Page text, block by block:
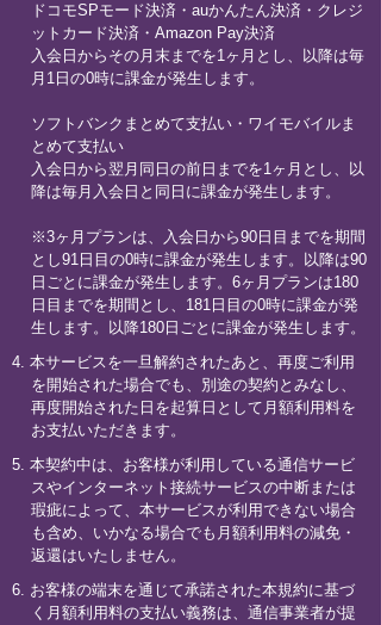
ドコモSPモード決済・auかんたん決済・クレジ
ットカード決済・Amazon Pay決済
入会日からその月末までを1ヶ月とし、以降は毎
月1日の0時に課金が発生します。
ソフトバンクまとめて支払い・ワイモバイルま
とめて支払い
入会日から翌月同日の前日までを1ヶ月とし、以
降は毎月入会日と同日に課金が発生します。
※3ヶ月プランは、入会日から90日目までを期間
とし91日目の0時に課金が発生します。以降は90
日ごとに課金が発生します。6ヶ月プランは180
日目までを期間とし、181日目の0時に課金が発
生します。以降180日ごとに課金が発生します。
4. 本サービスを一旦解約されたあと、再度ご利用
を開始された場合でも、別途の契約とみなし、
再度開始された日を起算日として月額利用料を
お支払いただきます。
5. 本契約中は、お客様が利用している通信サービ
スやインターネット接続サービスの中断または
瑕疵によって、本サービスが利用できない場合
も含め、いかなる場合でも月額利用料の減免・
返還はいたしません。
6. お客様の端末を通じて承諾された本規約に基づ
く月額利用料の支払い義務は、通信事業者が提